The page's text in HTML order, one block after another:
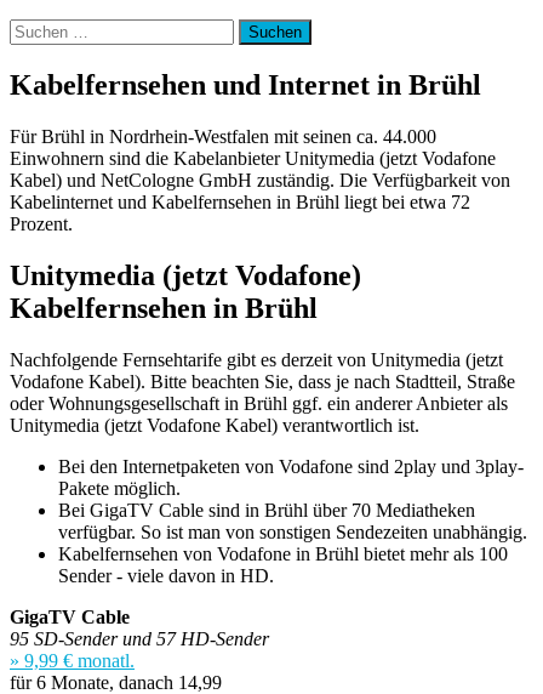
Suchen
nach:
Kabelfernsehen und Internet in Brühl
Für Brühl in Nordrhein-Westfalen mit seinen ca. 44.000
Einwohnern sind die Kabelanbieter Unitymedia (jetzt Vodafone
Kabel) und NetCologne GmbH zuständig. Die Verfügbarkeit von
Kabelinternet und Kabelfernsehen in Brühl liegt bei etwa 72
Prozent.
Unitymedia (jetzt Vodafone)
Kabelfernsehen in Brühl
Nachfolgende Fernsehtarife gibt es derzeit von Unitymedia (jetzt
Vodafone Kabel). Bitte beachten Sie, dass je nach Stadtteil, Straße
oder Wohnungsgesellschaft in Brühl ggf. ein anderer Anbieter als
Unitymedia (jetzt Vodafone Kabel) verantwortlich ist.
Bei den Internetpaketen von Vodafone sind 2play und 3play-
Pakete möglich.
Bei GigaTV Cable sind in Brühl über 70 Mediatheken
verfügbar. So ist man von sonstigen Sendezeiten unabhängig.
Kabelfernsehen von Vodafone in Brühl bietet mehr als 100
Sender - viele davon in HD.
GigaTV Cable
95 SD-Sender und 57 HD-Sender
» 9,99 € monatl.
für 6 Monate, danach 14,99